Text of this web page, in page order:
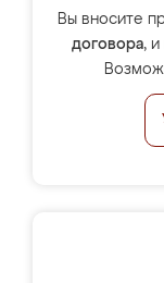
Вы вносите
договора, и